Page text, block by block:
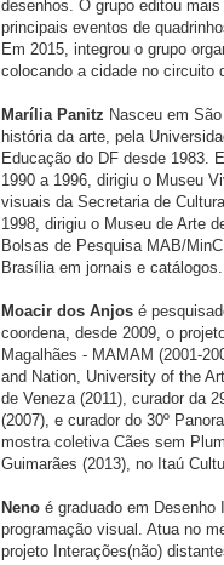
desenhos. O grupo editou
principais eventos de
Em 2015, integrou o grupo
colocando a cidade no circuito
Marília Panitz Nasceu em
história da arte, pela
Educação do DF desde 1983.
1990 a 1996, dirigiu o Museu
visuais da Secretaria de
1998, dirigiu o Museu de Arte
Bolsas de Pesquisa MAB/
Brasília em jornais e
Moacir dos Anjos é
coordena, desde 2009, o
Magalhães - MAMAM (2001-
and Nation, University of the
de Veneza (2011), curador da
(2007), e curador do 30º
mostra coletiva Cães sem
Guimarães (2013), no Itaú
Neno é graduado em Desenho
programação visual. Atua no
projeto Interações(não)